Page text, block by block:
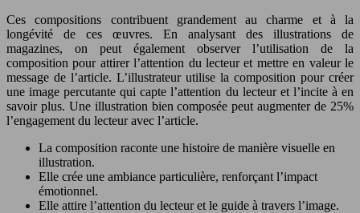
Ces compositions contribuent grandement au charme et à la
longévité de ces œuvres. En analysant des illustrations de
magazines, on peut également observer l’utilisation de la
composition pour attirer l’attention du lecteur et mettre en valeur le
message de l’article. L’illustrateur utilise la composition pour créer
une image percutante qui capte l’attention du lecteur et l’incite à en
savoir plus. Une illustration bien composée peut augmenter de 25%
l’engagement du lecteur avec l’article.
La composition raconte une histoire de manière visuelle en
illustration.
Elle crée une ambiance particulière, renforçant l’impact
émotionnel.
Elle attire l’attention du lecteur et le guide à travers l’image.